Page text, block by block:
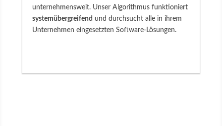
unternehmensweit. Unser Algorithmus funktioniert
systemübergreifend und durchsucht alle in ihrem
Unternehmen eingesetzten Software-Lösungen.